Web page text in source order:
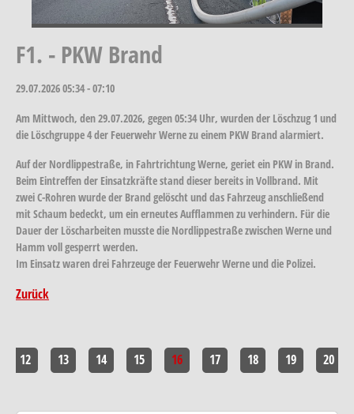
F1. - PKW Brand
29.07.202605:34 - 07:10
Am Mittwoch, den 29.07.2026, gegen 05:34 Uhr, wurden der Löschzug 1 und
die Löschgruppe 4 der Feuerwehr Werne zu einem PKW Brand alarmiert.
Auf der Nordlippestraße, in Fahrtrichtung Werne, geriet ein PKW in Brand.
Beim Eintreffen der Einsatzkräfte stand dieser bereits in Vollbrand. Mit
zwei C-Rohren wurde der Brand gelöscht und das Fahrzeug anschließend
mit Schaum bedeckt, um ein erneutes Aufflammen zu verhindern. Für die
Dauer der Löscharbeiten musste die Nordlippestraße zwischen Werne und
Hamm voll gesperrt werden.
Im Einsatz waren drei Fahrzeuge der Feuerwehr Werne und die Polizei.
Zurück
12 13 14 15 16 17 18 19 20